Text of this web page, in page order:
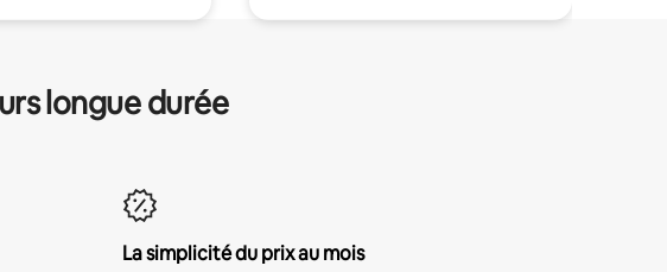
longue durée
La simplicité du prix au mois